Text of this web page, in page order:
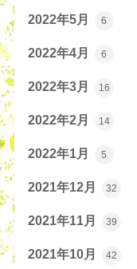
2022年5月 6
2022年4月 6
2022年3月 16
2022年2月 14
2022年1月 5
2021年12月 32
2021年11月 39
2021年10月 42